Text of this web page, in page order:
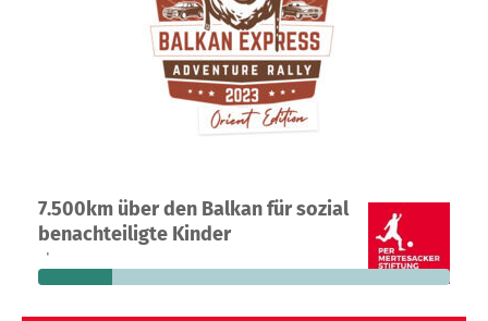
7.500km über den Balkan für sozial
benachteiligte Kinder
Ein Projekt in Hannover, Deutschland
10 18 % 4.055 €
fehlen noch